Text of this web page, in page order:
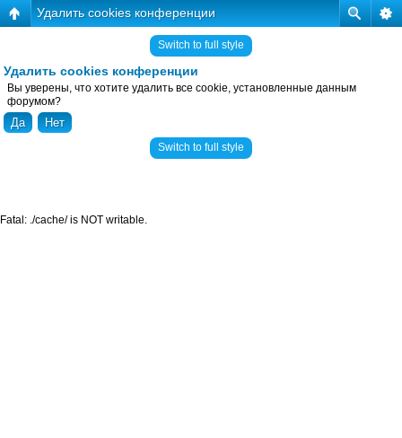
Удалить cookies конференции
Switch to full style
Удалить cookies конференции
Вы уверены, что хотите удалить все cookie, установленные данным
форумом?
Switch to full style
Fatal: ./cache/ is NOT writable.